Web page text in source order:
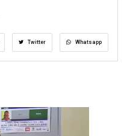
Twitter Whatsapp